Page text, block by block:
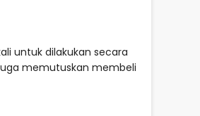
untuk dilakukan secara
memutuskan membeli